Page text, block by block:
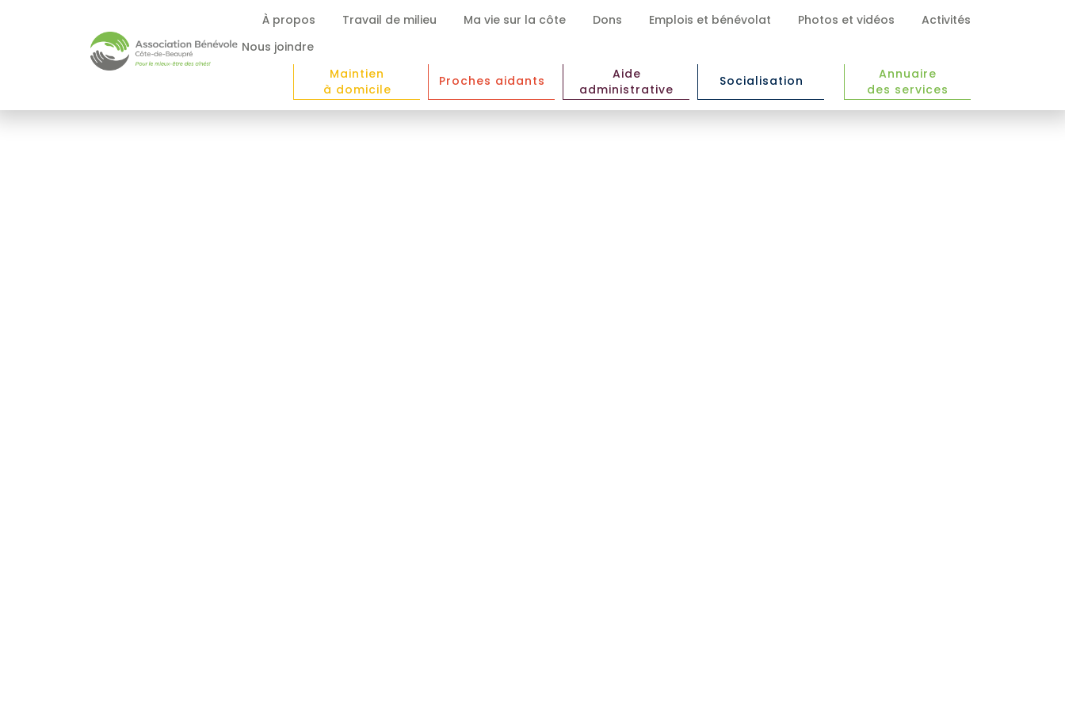
À propos Travail de milieu Ma vie sur la côte Dons Emplois et bénévolat Photos et vidéos
Activités
Nous joindre
Maintien
à domicile
Proches aidants
Aide
administrative
Socialisation
Annuaire
des services